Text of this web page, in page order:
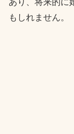
もしれません。